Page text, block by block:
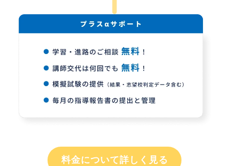
料金について詳しく見る